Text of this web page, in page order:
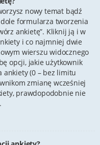
nowy temat bądź
formularza tworzenia
ankietę”. Kliknij ją i w
i co najmniej dwie
wierszu widocznego
opcji, jakie użytkownik
ankiety (0 – bez limitu
zmianę wcześniej
prawdopodobnie nie